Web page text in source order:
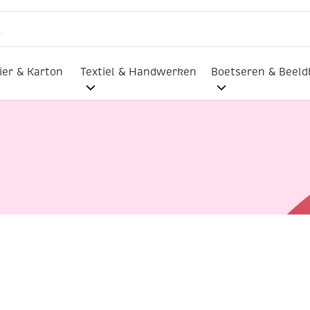
& Karton Textiel & Handwerken Boetseren &